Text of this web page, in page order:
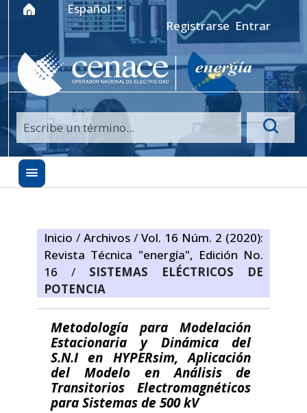
Ir al menú de navegación principal
Ir al contenido principal
Ir al pie de página del sitio
Idioma
Español
Registrarse Entrar
Inicio / Archivos / Vol. 16 Núm. 2 (2020):
Revista Técnica "energía", Edición No.
16 /
SISTEMAS ELÉCTRICOS DE
POTENCIA
Metodología para Modelación
Estacionaria y Dinámica del
S.N.I en HYPERsim, Aplicación
del Modelo en Análisis de
Transitorios Electromagnéticos
para Sistemas de 500 kV